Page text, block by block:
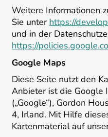
Weitere Informationen
Sie unter https://
und in der
https://
Google Maps
Diese Seite nutzt den
Anbieter ist die Google
(„Google“), Gordon
4, Irland. Mit Hilfe
Kartenmaterial auf